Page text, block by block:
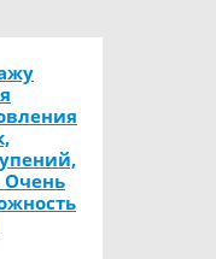
Очень